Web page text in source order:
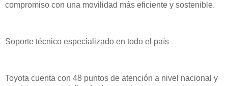
compromiso con una movilidad más eficiente y sostenible.
Soporte técnico especializado en todo el país
Toyota cuenta con 48 puntos de atención a nivel nacional y